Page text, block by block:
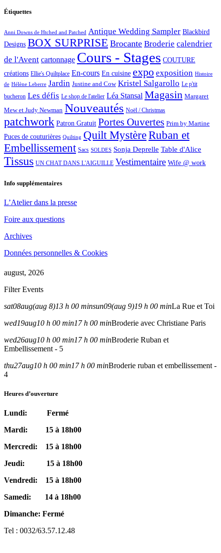
Étiquettes
Anni Downs de Htched and Patched Antique Wedding Sampler Blackbird
Designs BOX SURPRISE Brocante Broderie calendrier
de l'Avent cartonnage Cours - Stages COUTURE
créations Ellie's Quiltplace En-cours En cuisine expo exposition Histoire
de Hélène Leberre Jardin Justine and Cow Kristel Salgarollo Le p'tit
bucheron Les défis Le shop de l'atelier Léa Stansal Magasin Margaret
Mew et Judy Newman Nouveautés Noël / Christmas
patchwork Patron Gratuit Portes Ouvertes Prim by Martine
Puces de couturières Quilting Quilt MystèreRuban et
Embellissement Sacs SOLDES Sonja Deprelle Table d'Alice
Tissus UN CHAT DANS L'AIGUILLE Vestimentaire Wife @ work
Info supplémentaires
L’Atelier dans la presse
Foire aux questions
Archives
Données personnelles & Cookies
august, 2026
Filter Events
sat08aug(aug 8)13 h 00 minsun09(aug 9)19 h 00 minLa Rue et Toi
wed19aug10 h 00 min17 h 00 minBroderie avec Christiane Paris
wed26aug10 h 00 min17 h 00 minBroderie Ruban et
Embellissement - 5
thu27aug10 h 00 min17 h 00 minBroderie ruban et embellissement -
4
Heures d’ouverture
Lundi: Fermé
Mardi: 15 à 18h00
Mercredi: 15 à 18h00
Jeudi: 15 à 18h00
Vendredi: 15 à 18h00
Samedi: 14 à 18h00
Dimanche: Fermé
Tel : 0032/63.57.12.48